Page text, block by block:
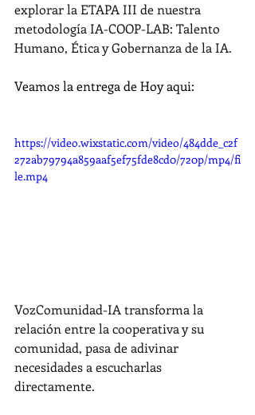
explorar la ETAPA III de nuestra
metodología IA-COOP-LAB: Talento
Humano, Ética y Gobernanza de la IA.
Veamos la entrega de Hoy aqui:
https://video.wixstatic.com/video/484dde_c2f
272ab79794a859aaf5ef75fde8cd0/720p/mp4/fi
le.mp4
VozComunidad-IA transforma la
relación entre la cooperativa y su
comunidad, pasa de adivinar
necesidades a escucharlas
directamente.